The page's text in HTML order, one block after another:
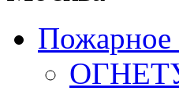
Пожарное